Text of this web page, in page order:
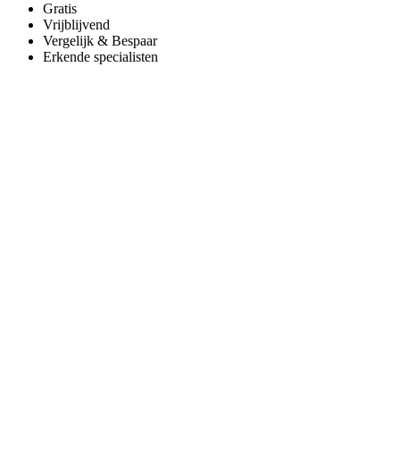
Gratis
Vrijblijvend
Vergelijk & Bespaar
Erkende specialisten